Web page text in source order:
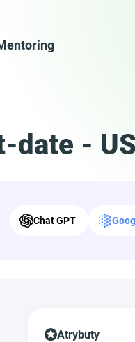
date - US
Chat GPT
Atrybuty